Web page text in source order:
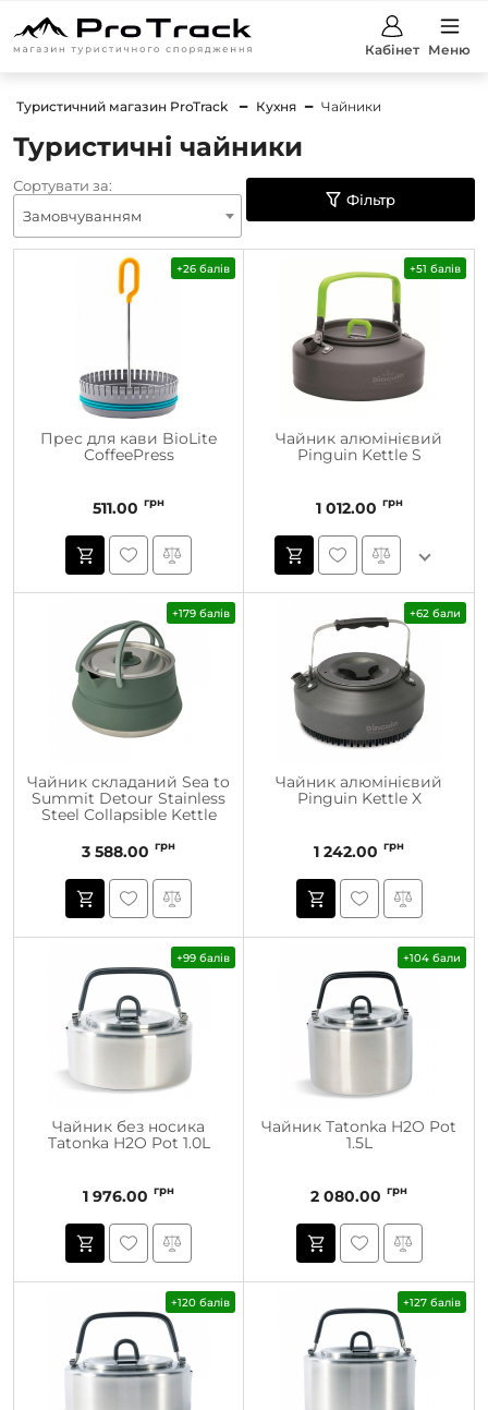
Кабінет Меню
Туристичний магазин ProTrack Кухня Чайники
Туристичні чайники
Сортувати за:
Замовчуванням
Фільтр
+26 балів
Прес для кави BioLite
CoffeePress
511.00 грн
+51 балів
Чайник алюмінієвий
Pinguin Kettle S
1 012.00 грн
+179 балів
Чайник складаний Sea to
Summit Detour Stainless
Steel Collapsible Kettle
3 588.00 грн
+62 бали
Чайник алюмінієвий
Pinguin Kettle X
1 242.00 грн
+99 балів
Чайник без носика
Tatonka H2O Pot 1.0L
1 976.00 грн
+104 бали
Чайник Tatonka H2O Pot
1.5L
2 080.00 грн
+120 балів +127 балів